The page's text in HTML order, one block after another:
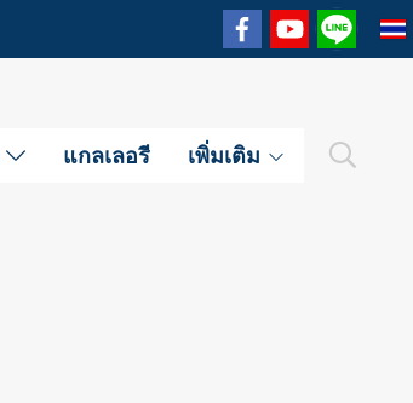
แกลเลอรี เพิ่มเติม